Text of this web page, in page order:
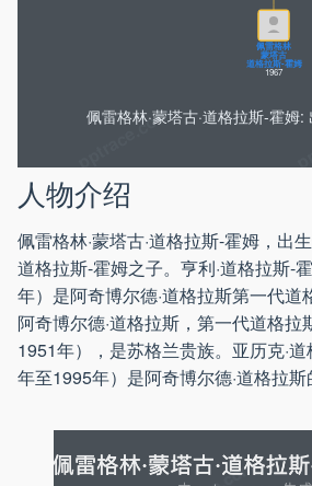
佩雷格林
蒙塔古
道格拉斯-霍姆
1967
佩雷格林·蒙塔古·道格拉斯-霍姆
人物介绍
佩雷格林·蒙塔古·道格拉斯-霍姆，出
道格拉斯-霍姆之子。亨利·道格拉斯-
年）是阿奇博尔德·道格拉斯第一代道
阿奇博尔德·道格拉斯，第一代道格拉
1951年），是苏格兰贵族。亚历克·
年至1995年）是阿奇博尔德·道格拉斯